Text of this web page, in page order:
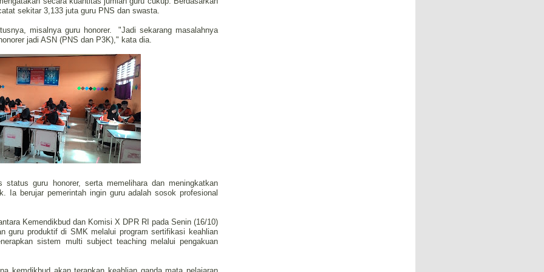
sekitar 3,133 juta guru PNS dan swasta.
misalnya guru honorer. "Jadi sekarang masalahnya
jadi ASN (PNS dan P3K)," kata dia.
status guru honorer, serta memelihara dan meningkatkan
Ia berujar pemerintah ingin guru adalah sosok profesional
Kemendikbud dan Komisi X DPR RI pada Senin (16/10)
guru produktif di SMK melalui program sertifikasi keahlian
sistem multi subject teaching melalui pengakuan